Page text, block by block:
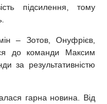
підсилення, тому
– Зотов, Онуфрієв,
до команди Максим
за результативністю
гарна новина. Від